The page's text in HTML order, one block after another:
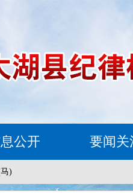
公开 要闻关
)